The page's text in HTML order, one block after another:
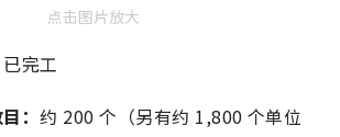
点击图片放大
已完工
：约 200 个（另有约 1,800 个单位